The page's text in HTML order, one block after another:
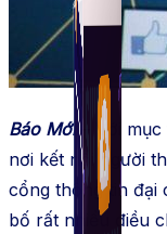
Báo Mới– Với mục
nơi kết nối người
cổng thông tin đại
bố rất nhiều điều